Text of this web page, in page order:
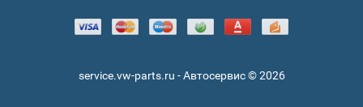
service.vw-parts.ru - Автосервис © 2026